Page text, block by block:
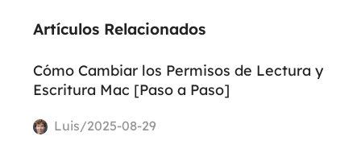
Artículos Relacionados
Cómo Cambiar los Permisos de Lectura y
Escritura Mac [Paso a Paso]
Luis/2025-08-29